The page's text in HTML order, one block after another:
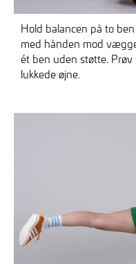
Hold balancen på to
med hånden mod
ét ben uden støtte. Prøv
lukkede øjne.